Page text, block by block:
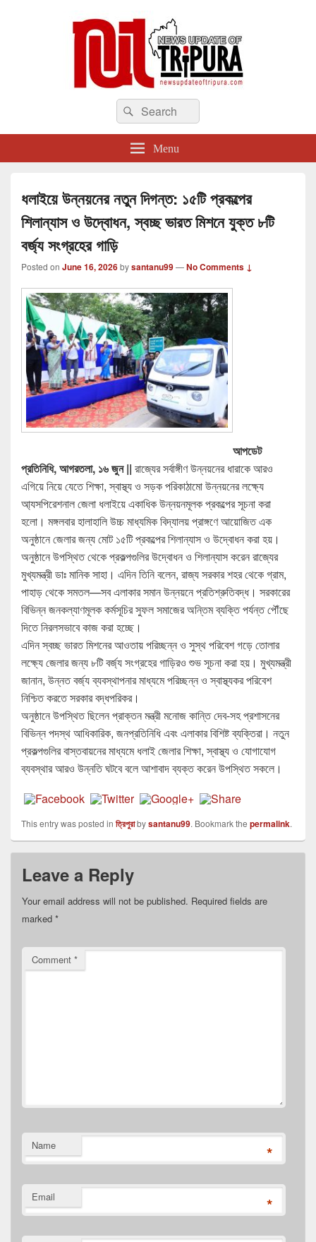
newsupdateoftripura.com
The one & only exceptional Bengali Version online news & infotainment portal
in Tripura.
Search
for:
Search
Menu
ধলাইয়ে উন্নয়নের নতুন দিগন্ত: ১৫টি প্রকল্পের
শিলান্যাস ও উদ্বোধন, স্বচ্ছ ভারত মিশনে যুক্ত ৮টি
বর্জ্য সংগ্রহের গাড়ি
Posted on June 16, 2026bysantanu99—No Comments ↓
আপডেট
প্রতিনিধি, আগরতলা, ১৬ জুন || রাজ্যের সর্বাঙ্গীণ উন্নয়নের ধারাকে আরও
এগিয়ে নিয়ে যেতে শিক্ষা, স্বাস্থ্য ও সড়ক পরিকাঠামো উন্নয়নের লক্ষ্যে
আ্যসপিরেশনাল জেলা ধলাইয়ে একাধিক উন্নয়নমূলক প্রকল্পের সূচনা করা
হলো। মঙ্গলবার হালাহালি উচ্চ মাধ্যমিক বিদ্যালয় প্রাঙ্গণে আয়োজিত এক
অনুষ্ঠানে জেলার জন্য মোট ১৫টি প্রকল্পের শিলান্যাস ও উদ্বোধন করা হয়।
অনুষ্ঠানে উপস্থিত থেকে প্রকল্পগুলির উদ্বোধন ও শিলান্যাস করেন রাজ্যের
মুখ্যমন্ত্রী ডাঃ মানিক সাহা। এদিন তিনি বলেন, রাজ্য সরকার শহর থেকে গ্রাম,
পাহাড় থেকে সমতল—সব এলাকার সমান উন্নয়নে প্রতিশ্রুতিবদ্ধ। সরকারের
বিভিন্ন জনকল্যাণমূলক কর্মসূচির সুফল সমাজের অন্তিম ব্যক্তি পর্যন্ত পৌঁছে
দিতে নিরলসভাবে কাজ করা হচ্ছে।
এদিন স্বচ্ছ ভারত মিশনের আওতায় পরিচ্ছন্ন ও সুস্থ পরিবেশ গড়ে তোলার
লক্ষ্যে জেলার জন্য ৮টি বর্জ্য সংগ্রহের গাড়িরও শুভ সূচনা করা হয়। মুখ্যমন্ত্রী
জানান, উন্নত বর্জ্য ব্যবস্থাপনার মাধ্যমে পরিচ্ছন্ন ও স্বাস্থ্যকর পরিবেশ
নিশ্চিত করতে সরকার বদ্ধপরিকর।
অনুষ্ঠানে উপস্থিত ছিলেন প্রাক্তন মন্ত্রী মনোজ কান্তি দেব-সহ প্রশাসনের
বিভিন্ন পদস্থ আধিকারিক, জনপ্রতিনিধি এবং এলাকার বিশিষ্ট ব্যক্তিরা। নতুন
প্রকল্পগুলির বাস্তবায়নের মাধ্যমে ধলাই জেলার শিক্ষা, স্বাস্থ্য ও যোগাযোগ
ব্যবস্থার আরও উন্নতি ঘটবে বলে আশাবাদ ব্যক্ত করেন উপস্থিত সকলে।
This entry was posted in ত্রিপুরাbysantanu99. Bookmark the permalink.
Leave a Reply
Your email address will not be published. Required fields are
marked *
Comment *
Name *
Email *